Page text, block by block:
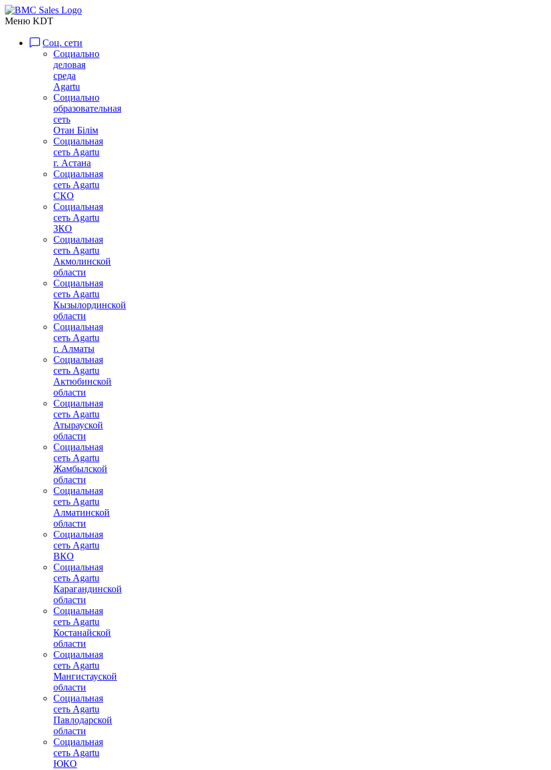
Меню KDT
Соц. сети
Социально
деловая
среда
Agartu
Социально
образовательная
сеть
Отан Бiлiм
Социальная
сеть Agartu
г. Астана
Социальная
сеть Agartu
СКО
Социальная
сеть Agartu
ЗКО
Социальная
сеть Agartu
Акмолинской
области
Социальная
сеть Agartu
Кызылординской
области
Социальная
сеть Agartu
г. Алматы
Социальная
сеть Agartu
Актюбинской
области
Социальная
сеть Agartu
Атырауской
области
Социальная
сеть Agartu
Жамбылской
области
Социальная
сеть Agartu
Алматинской
области
Социальная
сеть Agartu
ВКО
Социальная
сеть Agartu
Карагандинской
области
Социальная
сеть Agartu
Костанайской
области
Социальная
сеть Agartu
Мангистауской
области
Социальная
сеть Agartu
Павлодарской
области
Социальная
сеть Agartu
ЮКО